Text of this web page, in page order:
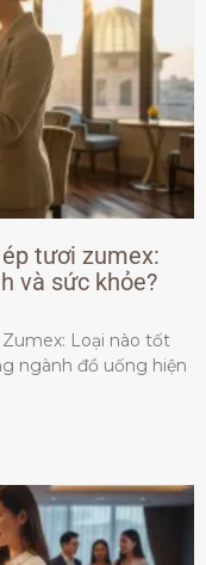
tươi zumex:
và sức khỏe?
Loại nào tốt
ngành đồ uống hiện